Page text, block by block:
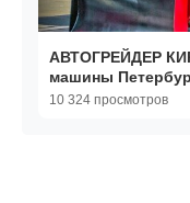
АВТОГРЕЙДЕР
машины
10 324 просмотров